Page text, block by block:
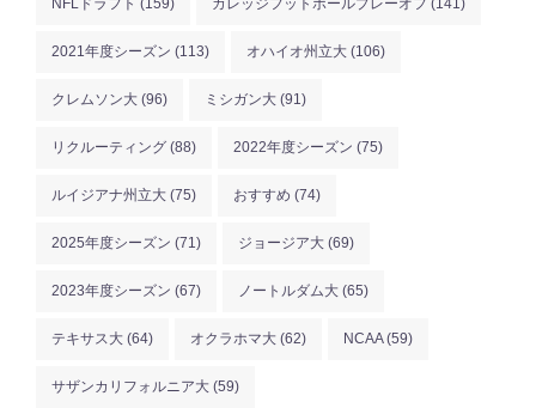
NFLドラフト (159) カレッジフットボールプレーオフ (141)
2021年度シーズン (113) オハイオ州立大 (106)
クレムソン大 (96) ミシガン大 (91)
リクルーティング (88) 2022年度シーズン (75)
ルイジアナ州立大 (75) おすすめ (74)
2025年度シーズン (71) ジョージア大 (69)
2023年度シーズン (67) ノートルダム大 (65)
テキサス大 (64) オクラホマ大 (62) NCAA(59)
サザンカリフォルニア大 (59)